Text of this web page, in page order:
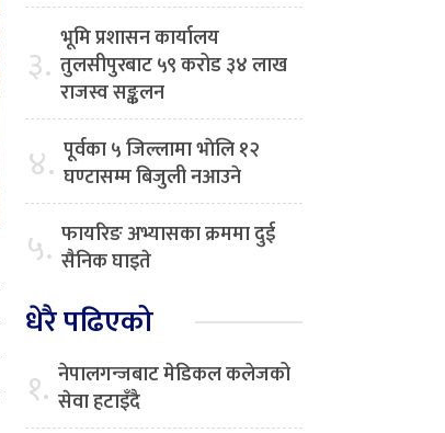
३. भूमि प्रशासन कार्यालय
तुलसीपुरबाट ५९ करोड ३४ लाख
राजस्व सङ्कलन
४. पूर्वका ५ जिल्लामा भाेलि १२
घण्टासम्म बिजुली नआउने
५. फायरिङ अभ्यासका क्रममा दुई
सैनिक घाइते
धेरै पढिएको
१. नेपालगन्जबाट मेडिकल कलेजको
सेवा हटाइँदै